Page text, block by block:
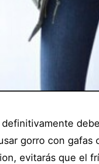
gorro con gafas
evitarás que el